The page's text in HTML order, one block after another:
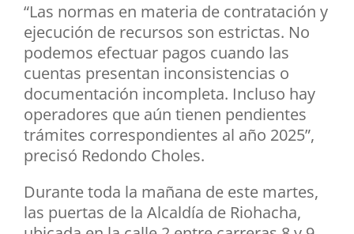
“Las normas en materia de contratación y
ejecución de recursos son estrictas. No
podemos efectuar pagos cuando las
cuentas presentan inconsistencias o
documentación incompleta. Incluso hay
operadores que aún tienen pendientes
trámites correspondientes al año 2025”,
precisó Redondo Choles.
Durante toda la mañana de este martes,
las puertas de la Alcaldía de Riohacha,